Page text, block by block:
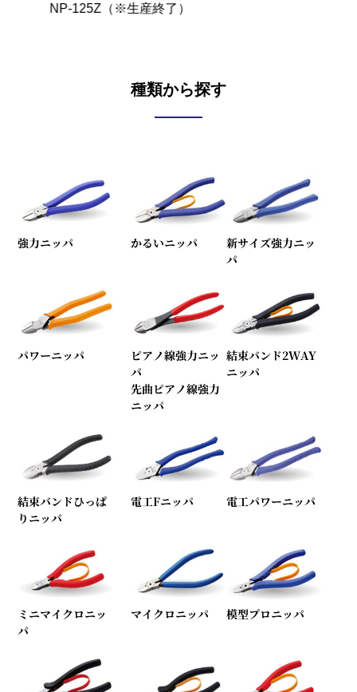
NP-125Z（※生産終了）
種類から探す
強力ニッパ かるいニッパ
新サイズ強力ニッ
パ
パワーニッパ
ピアノ線強力ニッ
パ
先曲ピアノ線強力
ニッパ
結束バンド2WAY
ニッパ
結束バンドひっぱ
りニッパ
電工Fニッパ 電工パワーニッパ
ミニマイクロニッ
パ
マイクロニッパ 模型プロニッパ